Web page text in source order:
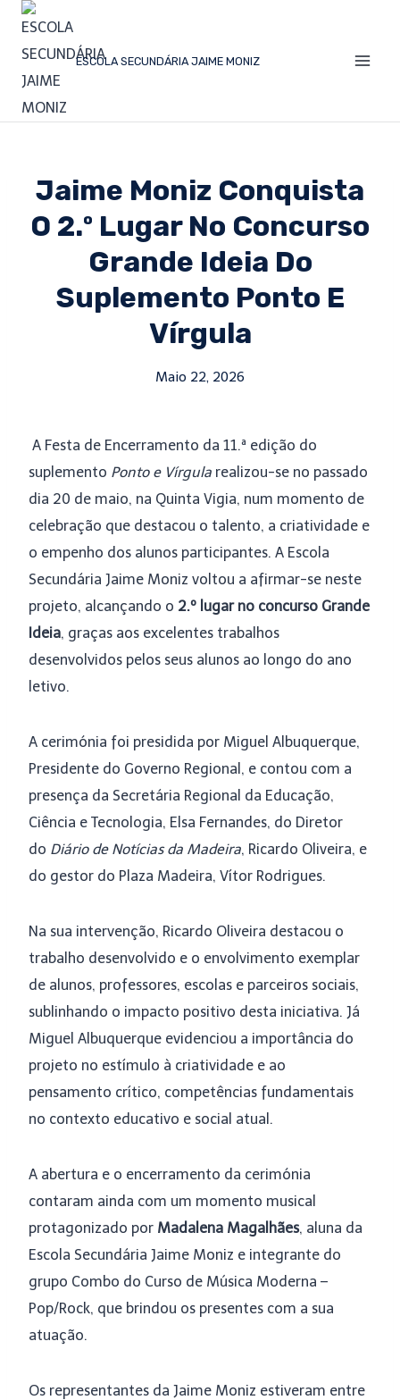
ESCOLA SECUNDÁRIA JAIME MONIZ
Jaime Moniz Conquista
O 2.º Lugar No Concurso
Grande Ideia Do
Suplemento Ponto E
Vírgula
Maio 22, 2026
A Festa de Encerramento da 11.ª edição do
suplemento Ponto e Vírgula realizou-se no passado
dia 20 de maio, na Quinta Vigia, num momento de
celebração que destacou o talento, a criatividade e
o empenho dos alunos participantes. A Escola
Secundária Jaime Moniz voltou a afirmar-se neste
projeto, alcançando o 2.º lugar no concurso Grande
Ideia, graças aos excelentes trabalhos
desenvolvidos pelos seus alunos ao longo do ano
letivo.
A cerimónia foi presidida por Miguel Albuquerque,
Presidente do Governo Regional, e contou com a
presença da Secretária Regional da Educação,
Ciência e Tecnologia, Elsa Fernandes, do Diretor
do Diário de Notícias da Madeira, Ricardo Oliveira, e
do gestor do Plaza Madeira, Vítor Rodrigues.
Na sua intervenção, Ricardo Oliveira destacou o
trabalho desenvolvido e o envolvimento exemplar
de alunos, professores, escolas e parceiros sociais,
sublinhando o impacto positivo desta iniciativa. Já
Miguel Albuquerque evidenciou a importância do
projeto no estímulo à criatividade e ao
pensamento crítico, competências fundamentais
no contexto educativo e social atual.
A abertura e o encerramento da cerimónia
contaram ainda com um momento musical
protagonizado por Madalena Magalhães, aluna da
Escola Secundária Jaime Moniz e integrante do
grupo Combo do Curso de Música Moderna –
Pop/Rock, que brindou os presentes com a sua
atuação.
Os representantes da Jaime Moniz estiveram entre